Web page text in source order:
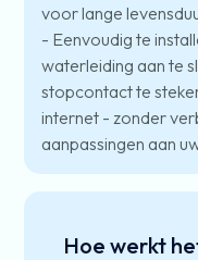
voor lange
- Eenvoudig te
waterleiding aan te
stopcontact te
internet - zonder
aanpassingen aan
Hoe werkt